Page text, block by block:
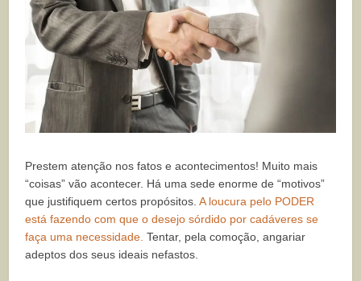
Prestem atenção nos fatos e acontecimentos! Muito mais
“coisas” vão acontecer. Há uma sede enorme de “motivos”
que justifiquem certos propósitos.A loucura pelo PODER
está fazendo com que o desejo sórdido por cadáveres se
faça uma necessidade. Tentar, pela comoção, angariar
adeptos dos seus ideais nefastos.